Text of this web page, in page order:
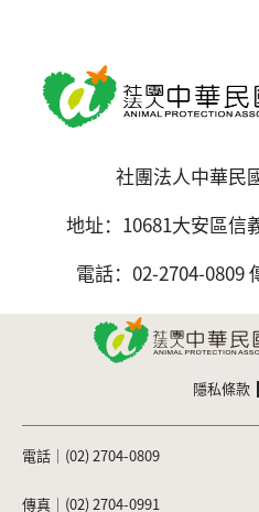
社團法人中華民
地址：10681大安區信
電話：02-2704-0809
隱私條款
電話｜(02) 2704-0809
傳真｜(02) 2704-0991